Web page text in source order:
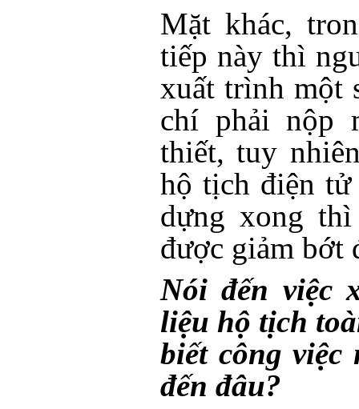
Mặt khác,
tiếp này thì
xuất trình một
chí phải nộp
thiết, tuy
hộ tịch điện tử
dựng xong
được giảm bớt
Nói đến việc
liệu hộ tịch
biết công việc
đến đâu?